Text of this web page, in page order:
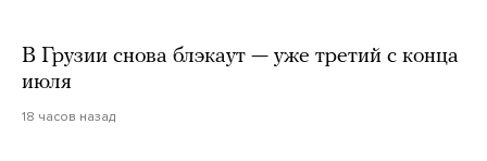
В Грузии снова блэкаут — уже третий с конца
июля
18 часов назад